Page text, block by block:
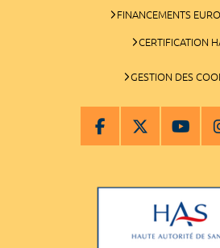
FINANCEMENTS
CERTIFICATION
GESTION DES